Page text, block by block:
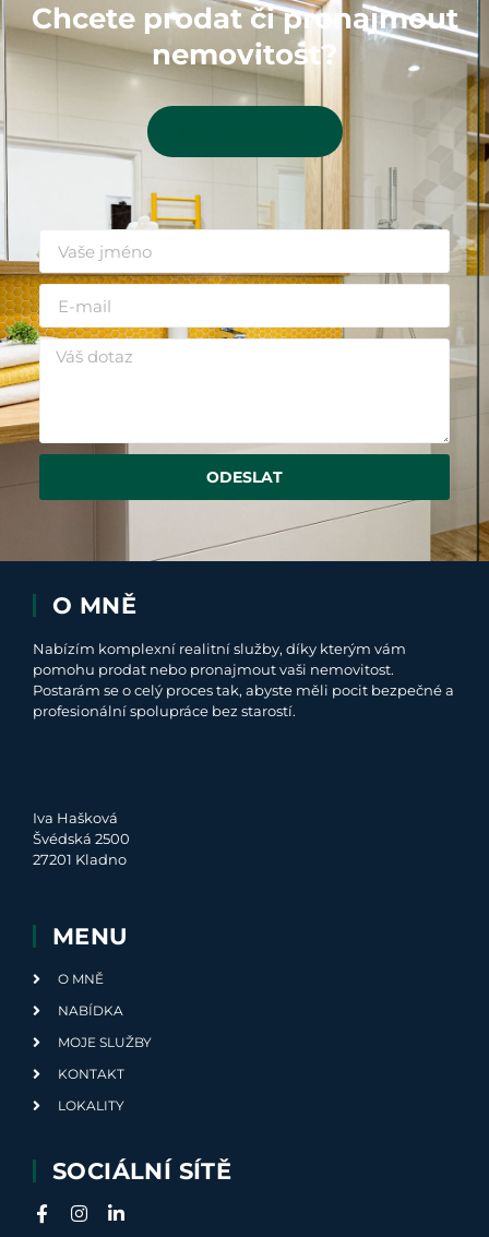
Chcete prodat či pronajmout
nemovitost?
ODESLAT
O MNĚ
Nabízím komplexní realitní služby, díky kterým vám
pomohu prodat nebo pronajmout vaši nemovitost.
Postarám se o celý proces tak, abyste měli pocit bezpečné a
profesionální spolupráce bez starostí.
Iva Hašková
Švédská 2500
27201 Kladno
MENU
O MNĚ
NABÍDKA
MOJE SLUŽBY
KONTAKT
LOKALITY
SOCIÁLNÍ SÍTĚ